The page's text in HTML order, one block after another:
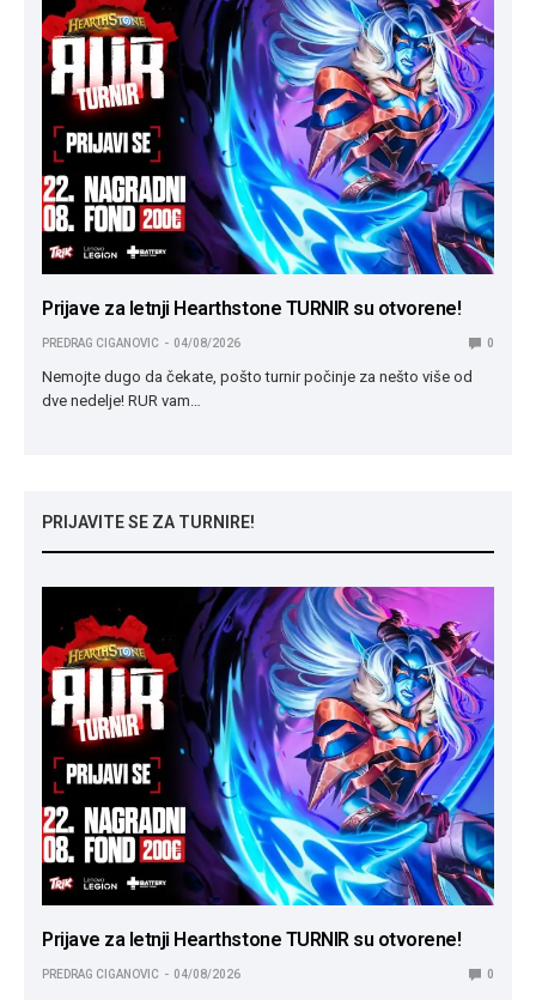
Prijave za letnji Hearthstone TURNIR su otvorene!
PREDRAG CIGANOVIC 04/08/2026 0
Nemojte dugo da čekate, pošto turnir počinje za nešto više od
dve nedelje! RUR vam…
PRIJAVITE SE ZA TURNIRE!
Prijave za letnji Hearthstone TURNIR su otvorene!
PREDRAG CIGANOVIC 04/08/2026 0